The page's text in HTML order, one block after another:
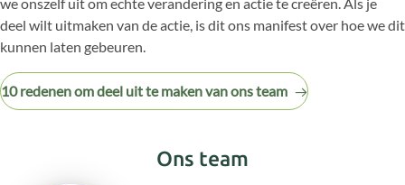
deel wilt uitmaken van de actie, is dit ons manifest over hoe we dit
kunnen laten gebeuren.
10 redenen om deel uit te maken van ons team
Ons team